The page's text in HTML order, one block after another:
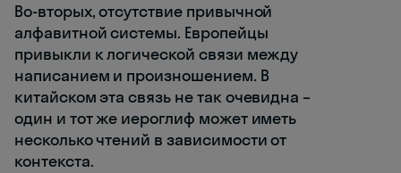
Во-вторых, отсутствие привычной
алфавитной системы. Европейцы
привыкли к логической связи между
написанием и произношением. В
китайском эта связь не так очевидна –
один и тот же иероглиф может иметь
несколько чтений в зависимости от
контекста.